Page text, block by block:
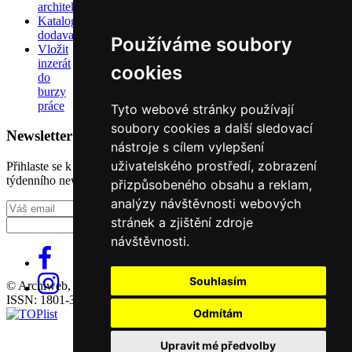
Používáme soubory
cookies
Tyto webové stránky používají
soubory cookies a další sledovací
nástroje s cílem vylepšení
uživatelského prostředí, zobrazení
přizpůsobeného obsahu a reklam,
analýzy návštěvnosti webových
stránek a zjištění zdroje
návštěvnosti.
Souhlasím
Odmítám
Upravit mé předvolby
architektů
Katalog
dodavatelů
Vložit
inzerát
do
burzy
práce
Newsletter
Přihlaste se k odběru našeho pravidelného
týdenního newsletteru:
Fill in „nospam“
© Archiweb, s.r.o. 1997-2026
ISSN: 1801-3902